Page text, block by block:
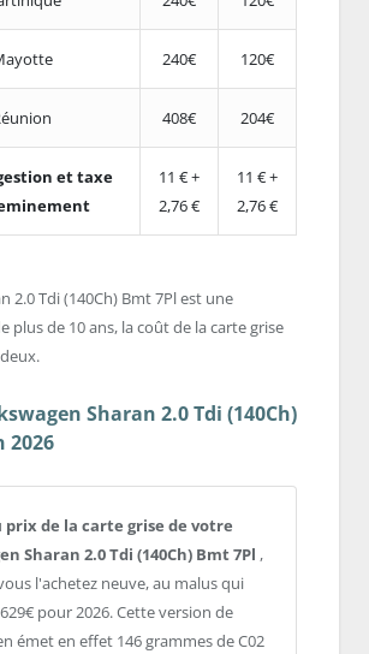
240€ 120€
408€ 204€
et taxe
11 € +
2,76 €
11 € +
2,76 €
2.0 Tdi (140Ch) Bmt 7Pl est une
plus de 10 ans, la coût de la carte grise
Sharan 2.0 Tdi (140Ch)
2026
prix de la carte grise de votre
Sharan 2.0 Tdi (140Ch) Bmt 7Pl ,
l'achetez neuve, au malus qui
pour 2026. Cette version de
émet en effet 146 grammes de C02